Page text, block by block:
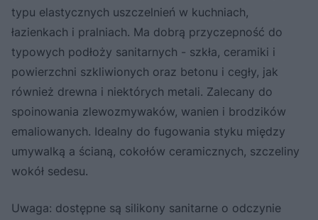
typu elastycznych uszczelnień w kuchniach,
łazienkach i pralniach. Ma dobrą przyczepność do
typowych podłoży sanitarnych - szkła, ceramiki i
powierzchni szkliwionych oraz betonu i cegły, jak
również drewna i niektórych metali. Zalecany do
spoinowania zlewozmywaków, wanien i brodzików
emaliowanych. Idealny do fugowania styku między
umywalką a ścianą, cokołów ceramicznych, szczeliny
wokół sedesu.
Uwaga: dostępne są silikony sanitarne o odczynie